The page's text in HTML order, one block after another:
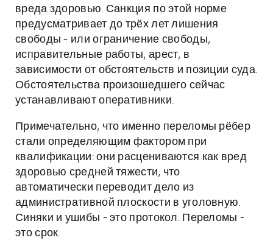
вреда здоровью. Санкция по этой норме
предусматривает до трёх лет лишения
свободы - или ограничение свободы,
исправительные работы, арест, в
зависимости от обстоятельств и позиции суда.
Обстоятельства произошедшего сейчас
устанавливают оперативники.
Примечательно, что именно переломы рёбер
стали определяющим фактором при
квалификации: они расцениваются как вред
здоровью средней тяжести, что
автоматически переводит дело из
административной плоскости в уголовную.
Синяки и ушибы - это протокол. Переломы -
это срок.